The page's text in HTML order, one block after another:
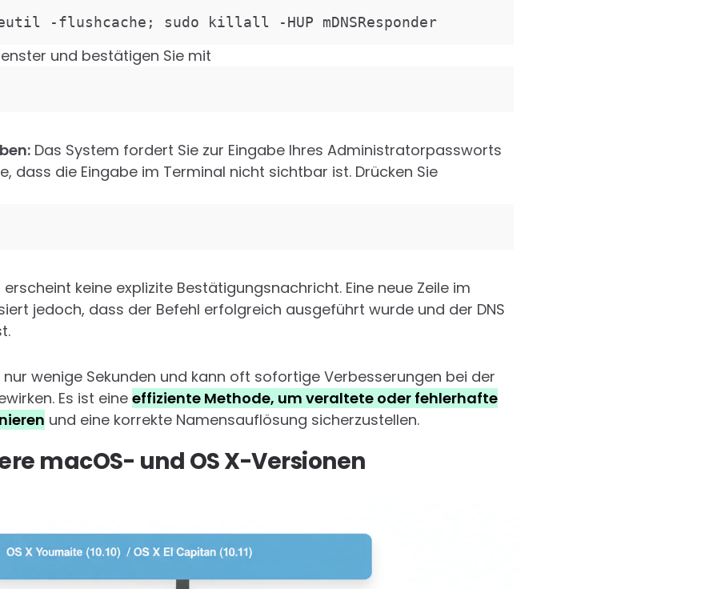
-flushcache; sudo killall -HUP mDNSResponder
und bestätigen Sie mit
Das System fordert Sie zur Eingabe Ihres Administratorpassworts
dass die Eingabe im Terminal nicht sichtbar ist. Drücken Sie
erscheint keine explizite Bestätigungsnachricht. Eine neue Zeile im
jedoch, dass der Befehl erfolgreich ausgeführt wurde und der DNS
wenige Sekunden und kann oft sofortige Verbesserungen bei der
Es ist eine effiziente Methode, um veraltete oder fehlerhafte
und eine korrekte Namensauflösung sicherzustellen.
macOS- und OS X-Versionen